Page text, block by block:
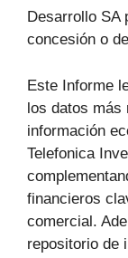
Desarrollo SA
concesión o
Este Informe
los datos más
información
Telefonica
financieros
comercial.
repositorio de